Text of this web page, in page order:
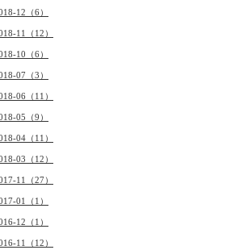
12（6）
11（12）
10（6）
07（3）
06（11）
05（9）
04（11）
03（12）
11（27）
01（1）
12（1）
11（12）